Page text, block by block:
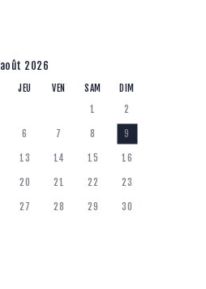
août 2026
JEU VEN SAM
DIM
1
2
6 7 8 9
13 14 15 16
20 21 22 23
27 28 29 30